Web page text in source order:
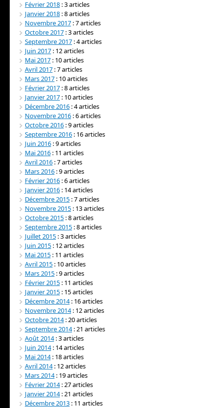
Février 2018 : 3 articles
Janvier 2018 : 8 articles
Novembre 2017 : 7 articles
Octobre 2017 : 3 articles
Septembre 2017 : 4 articles
Juin 2017 : 12 articles
Mai 2017 : 10 articles
Avril 2017 : 7 articles
Mars 2017 : 10 articles
Février 2017 : 8 articles
Janvier 2017 : 10 articles
Décembre 2016 : 4 articles
Novembre 2016 : 6 articles
Octobre 2016 : 9 articles
Septembre 2016 : 16 articles
Juin 2016 : 9 articles
Mai 2016 : 11 articles
Avril 2016 : 7 articles
Mars 2016 : 9 articles
Février 2016 : 6 articles
Janvier 2016 : 14 articles
Décembre 2015 : 7 articles
Novembre 2015 : 13 articles
Octobre 2015 : 8 articles
Septembre 2015 : 8 articles
Juillet 2015 : 3 articles
Juin 2015 : 12 articles
Mai 2015 : 11 articles
Avril 2015 : 10 articles
Mars 2015 : 9 articles
Février 2015 : 11 articles
Janvier 2015 : 15 articles
Décembre 2014: 16 articles
Novembre 2014: 12 articles
Octobre 2014: 20 articles
Septembre 2014: 21 articles
Août 2014: 3 articles
Juin 2014: 14 articles
Mai 2014: 18 articles
Avril 2014: 12 articles
Mars 2014: 19 articles
Février 2014: 27 articles
Janvier 2014: 21 articles
Décembre 2013 : 11 articles